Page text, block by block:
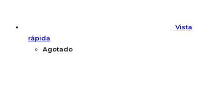
Vista
rápida
Agotado